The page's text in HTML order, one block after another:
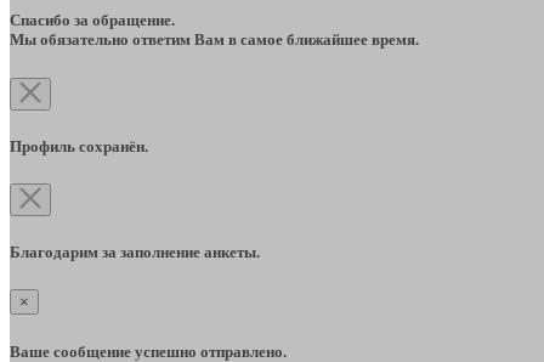
Спасибо за обращение.
Мы обязательно ответим Вам в самое ближайшее время.
Профиль сохранён.
Благодарим за заполнение анкеты.
×
Ваше сообщение успешно отправлено.